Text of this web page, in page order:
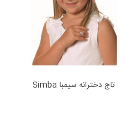
تاج دخترانه سیمبا Simba